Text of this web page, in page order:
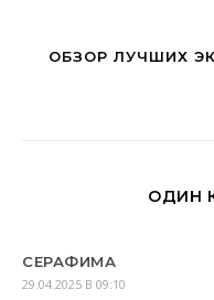
ОБЗОР ЛУЧШИХ
ОДИН
СЕРАФИМА
29.04.2025 В 09:10